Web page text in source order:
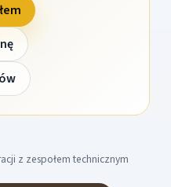
z zespołem technicznym